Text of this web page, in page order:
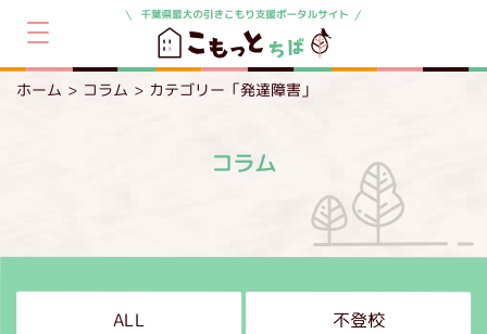
ホーム コラム カテゴリー「発達障害」
コラム
ALL 不登校